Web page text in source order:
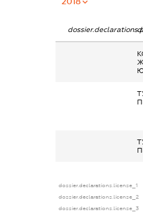
dossier.declarations.license_1
dossier.declarations.license_2
dossier.declarations.license_3